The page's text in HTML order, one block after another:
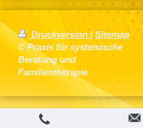
Druckversion | Sitemap
© Praxis für systemische
Beratung und
Familientherapie